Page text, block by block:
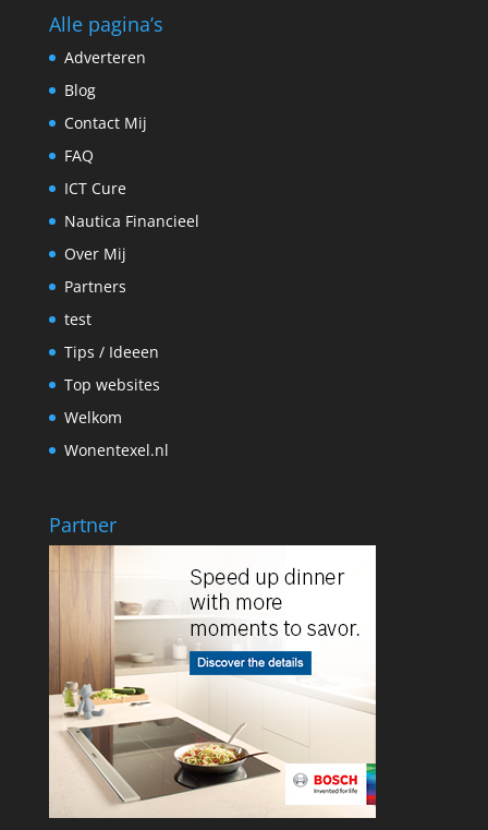
Alle pagina’s
Adverteren
Blog
Contact Mij
FAQ
ICT Cure
Nautica Financieel
Over Mij
Partners
test
Tips / Ideeen
Top websites
Welkom
Wonentexel.nl
Partner